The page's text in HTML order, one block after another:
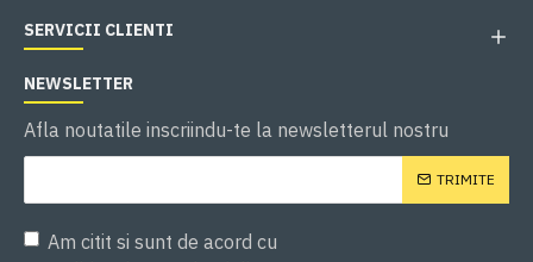
SERVICII CLIENTI
NEWSLETTER
Afla noutatile inscriindu-te la newsletterul nostru
TRIMITE
Am citit si sunt de acord cu